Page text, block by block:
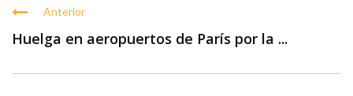
Anterior
Huelga en aeropuertos de París por la ...